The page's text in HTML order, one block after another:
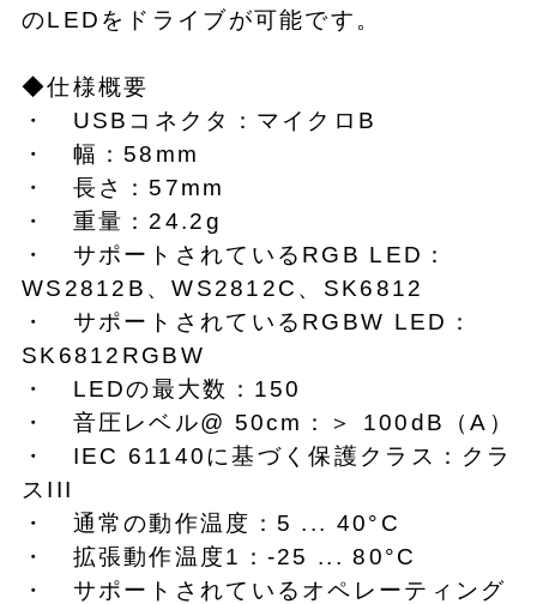
のLEDをドライブが可能です。
◆仕様概要
・ USBコネクタ：マイクロB
・ 幅：58mm
・ 長さ：57mm
・ 重量：24.2g
・ サポートされているRGB LED：
WS2812B、WS2812C、SK6812
・ サポートされているRGBW LED：
SK6812RGBW
・ LEDの最大数：150
・ 音圧レベル@ 50cm：＞ 100dB（A）
・ IEC 61140に基づく保護クラス：クラ
スIII
・ 通常の動作温度：5 ... 40°C
・ 拡張動作温度1：-25 ... 80°C
・ サポートされているオペレーティング